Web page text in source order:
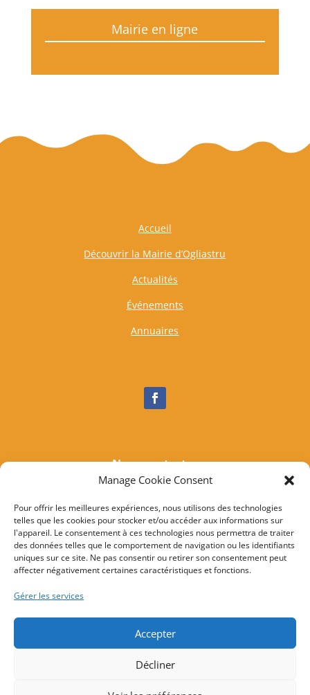
Manage Cookie Consent
Pour offrir les meilleures expériences, nous utilisons des technologies
telles que les cookies pour stocker et/ou accéder aux informations sur
l'appareil. Le consentement à ces technologies nous permettra de traiter
des données telles que le comportement de navigation ou les identifiants
uniques sur ce site. Ne pas consentir ou retirer son consentement peut
affecter négativement certaines caractéristiques et fonctions.
Gérer les services
Accepter
Décliner
Mairie en ligne
Accueil
Découvrir la Mairie d’Ogliastru
Actualités
Événements
Annuaires
Nous contacter
Tél :
Mail:mairieogliastru@wanadoo.fr
Adresse :Marine d’Albo
20217 Ogliastru
© 2022 Mairie d’Ogliastru – Réalisation